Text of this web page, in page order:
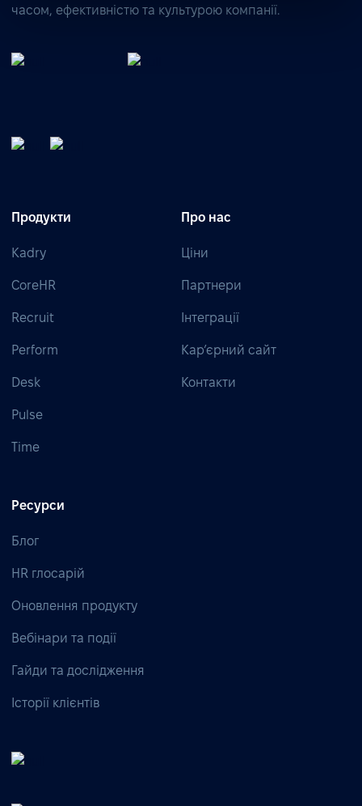
часом, ефективністю та культурою компанії.
Продукти
Kadry
CoreHR
Recruit
Perform
Desk
Pulse
Time
Про нас
Ціни
Партнери
Інтеграції
Кар’єрний сайт
Контакти
Ресурси
Блог
HR глосарій
Оновлення продукту
Вебінари та події
Гайди та дослідження
Історії клієнтів